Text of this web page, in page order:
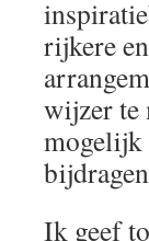
rijkere
wijzer te
mogelijk
Ik geef